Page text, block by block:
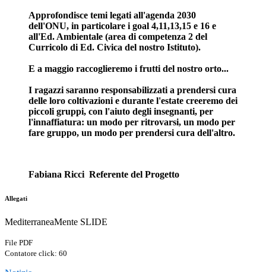
Approfondisce temi legati all'agenda 2030
dell'ONU, in particolare i goal 4,11,13,15 e 16 e
all'Ed. Ambientale (area di competenza 2 del
Curricolo di Ed. Civica del nostro Istituto).
E a maggio raccoglieremo i frutti del nostro orto...
I ragazzi saranno responsabilizzati a prendersi cura
delle loro coltivazioni e durante l'estate creeremo dei
piccoli gruppi, con l'aiuto degli insegnanti, per
l'innaffiatura: un modo per ritrovarsi, un modo per
fare gruppo, un modo per prendersi cura dell'altro.
Fabiana Ricci Referente del Progetto
Allegati
MediterraneaMente SLIDE
File PDF
Contatore click: 60